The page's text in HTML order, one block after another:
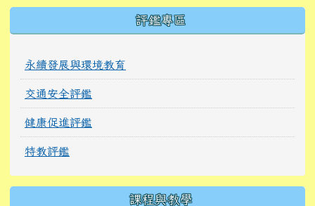
評鑑專區
永續發展與環境教育
交通安全評鑑
健康促進評鑑
特教評鑑
課程與教學